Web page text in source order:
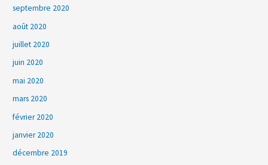
septembre 2020
août 2020
juillet 2020
juin 2020
mai 2020
mars 2020
février 2020
janvier 2020
décembre 2019